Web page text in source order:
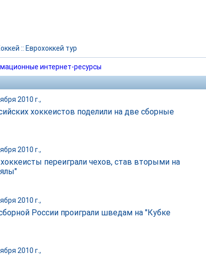
:: Еврохоккей тур
интернет-ресурсы
2010 г.,
хоккеистов поделили на две сборные
2010 г.,
переиграли чехов, став вторыми на
2010 г.,
России проиграли шведам на "Кубке
2010 г.,